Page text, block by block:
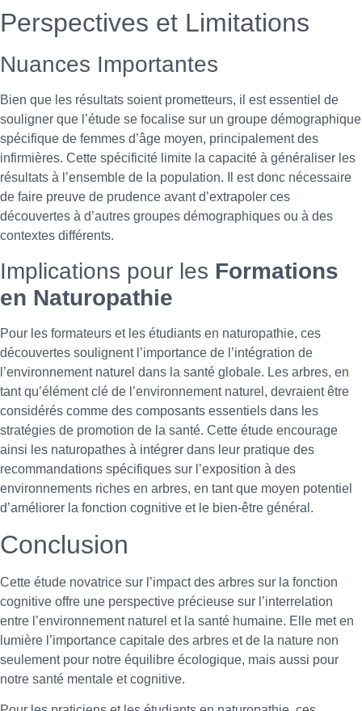
Perspectives et Limitations
Nuances Importantes
Bien que les résultats soient prometteurs, il est essentiel de
souligner que l’étude se focalise sur un groupe démographique
spécifique de femmes d’âge moyen, principalement des
infirmières. Cette spécificité limite la capacité à généraliser les
résultats à l’ensemble de la population. Il est donc nécessaire
de faire preuve de prudence avant d’extrapoler ces
découvertes à d’autres groupes démographiques ou à des
contextes différents.
Implications pour les Formations
en Naturopathie
Pour les formateurs et les étudiants en naturopathie, ces
découvertes soulignent l’importance de l’intégration de
l’environnement naturel dans la santé globale. Les arbres, en
tant qu’élément clé de l’environnement naturel, devraient être
considérés comme des composants essentiels dans les
stratégies de promotion de la santé. Cette étude encourage
ainsi les naturopathes à intégrer dans leur pratique des
recommandations spécifiques sur l’exposition à des
environnements riches en arbres, en tant que moyen potentiel
d’améliorer la fonction cognitive et le bien-être général.
Conclusion
Cette étude novatrice sur l’impact des arbres sur la fonction
cognitive offre une perspective précieuse sur l’interrelation
entre l’environnement naturel et la santé humaine. Elle met en
lumière l’importance capitale des arbres et de la nature non
seulement pour notre équilibre écologique, mais aussi pour
notre santé mentale et cognitive.